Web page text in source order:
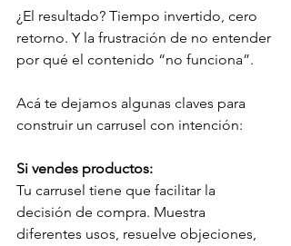
¿El resultado? Tiempo invertido, cero
retorno. Y la frustración de no entender
por qué el contenido “no funciona”.
Acá te dejamos algunas claves para
construir un carrusel con intención:
Si vendes productos:
Tu carrusel tiene que facilitar la
decisión de compra. Muestra
diferentes usos, resuelve objeciones,